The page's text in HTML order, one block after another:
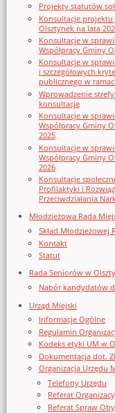
Projekty statutów
Konsultacje
Olsztynek na lata
Konsultacje w
Współpracy Gminy
Konsultacje w
i szczegółowych
publicznego w
Wprowadzenie
konsultacje
Konsultacje w
Współpracy Gminy
2025
Konsultacje w
Współpracy Gminy
2026
Konsultacje
Profilaktyki i
Przeciwdziałania
Młodzieżowa Rada
Skład Młodzieżowej
Kontakt
Statut
Rada Seniorów w
Nabór kandydatów
Urząd Miejski
Informacje Ogólne
Regulamin
Kodeks etyki UM w
Dokumentacja dot.
Organizacja Urzędu
Telefony Urzędu
Referat
Referat Spraw